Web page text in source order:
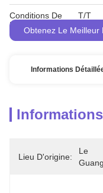
Conditions De
Paiement:
T/T
Obtenez Le Meilleur
Informations
Lieu D'origine:
Le